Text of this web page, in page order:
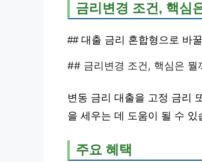
금리변경 조건, 핵심
## 대출 금리 혼합형으로 바
## 금리변경 조건, 핵심은 뭘
변동 금리 대출을 고정 금리
을 세우는 데 도움이 될 수
주요 혜택